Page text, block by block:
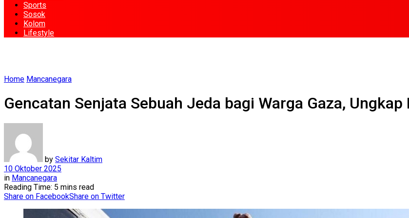
Sports
Sosok
Kolom
Lifestyle
Home Mancanegara
Gencatan Senjata Sebuah Jeda bagi Warga Gaza,
by Sekitar Kaltim
10 Oktober 2025
in Mancanegara
Reading Time: 5 mins read
Share on FacebookShare on Twitter